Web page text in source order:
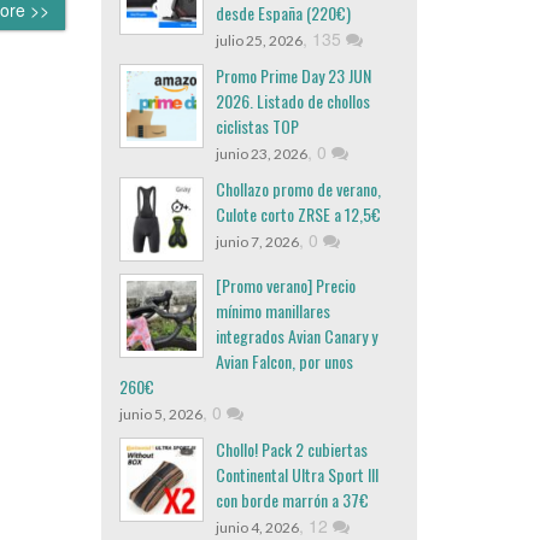
>>
desde España (220€)
julio 25, 2026, 135
Promo Prime Day 23 JUN
2026. Listado de chollos
ciclistas TOP
junio 23, 2026, 0
Chollazo promo de verano,
Culote corto ZRSE a 12,5€
junio 7, 2026, 0
[Promo verano] Precio
mínimo manillares
integrados Avian Canary y
Avian Falcon, por unos
260€
junio 5, 2026, 0
Chollo! Pack 2 cubiertas
Continental Ultra Sport III
con borde marrón a 37€
junio 4, 2026, 12